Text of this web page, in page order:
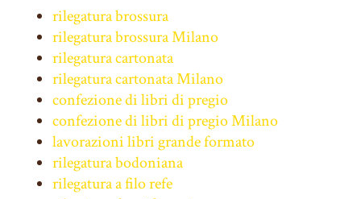
rilegatura brossura
rilegatura brossura Milano
rilegatura cartonata
rilegatura cartonata Milano
confezione di libri di pregio
confezione di libri di pregio Milano
lavorazioni libri grande formato
rilegatura bodoniana
rilegatura a filo refe